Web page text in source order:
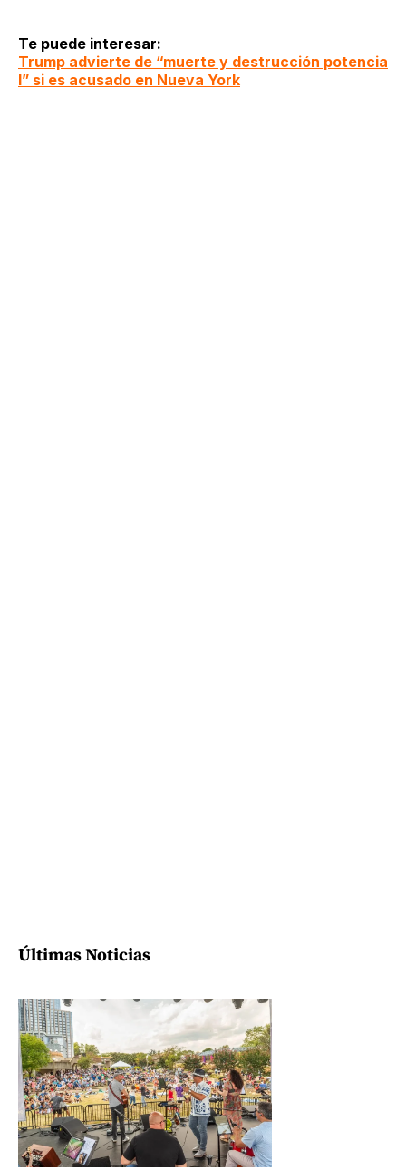
Te puede interesar:
Trump advierte de “muerte y destrucción potencia
l” si es acusado en Nueva York
Últimas Noticias